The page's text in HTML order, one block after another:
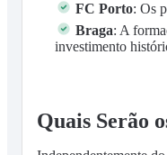
FC Porto: Os
Braga: A
investimento
Quais Serão